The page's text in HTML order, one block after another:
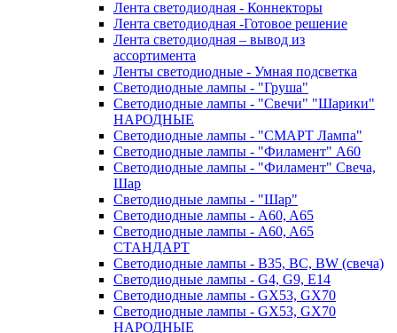
Лента светодиодная - Коннекторы
Лента светодиодная -Готовое решение
Лента светодиодная – вывод из
ассортимента
Ленты светодиодные - Умная подсветка
Светодиодные лампы - "Груша"
Светодиодные лампы - "Свечи" "Шарики"
НАРОДНЫЕ
Светодиодные лампы - "СМАРТ Лампа"
Светодиодные лампы - "Филамент" A60
Светодиодные лампы - "Филамент" Свеча,
Шар
Светодиодные лампы - "Шар"
Светодиодные лампы - A60, A65
Светодиодные лампы - A60, A65
СТАНДАРТ
Светодиодные лампы - B35, BC, BW (свеча)
Светодиодные лампы - G4, G9, Е14
Светодиодные лампы - GX53, GX70
Светодиодные лампы - GX53, GX70
НАРОДНЫЕ